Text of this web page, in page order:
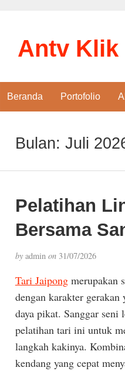
Antv Klik
Beranda Portofolio
Bulan: Juli
Pelatihan
Bersama
byadmin on31/07/2026
Tari Jaipongmerupakan
dengan karakter gerakan
daya pikat. Sanggar
pelatihan tari ini untuk
langkah kakinya.
kendang yang cepat